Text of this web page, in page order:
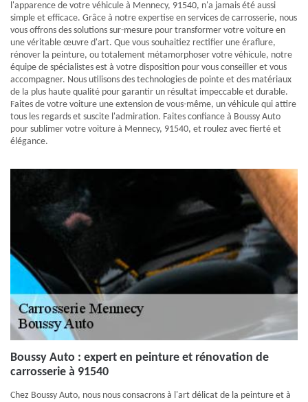
l'apparence de votre véhicule à Mennecy, 91540, n'a jamais été aussi
simple et efficace. Grâce à notre expertise en services de carrosserie, nous
vous offrons des solutions sur-mesure pour transformer votre voiture en
une véritable œuvre d'art. Que vous souhaitiez rectifier une éraflure,
rénover la peinture, ou totalement métamorphoser votre véhicule, notre
équipe de spécialistes est à votre disposition pour vous conseiller et vous
accompagner. Nous utilisons des technologies de pointe et des matériaux
de la plus haute qualité pour garantir un résultat impeccable et durable.
Faites de votre voiture une extension de vous-même, un véhicule qui attire
tous les regards et suscite l'admiration. Faites confiance à Boussy Auto
pour sublimer votre voiture à Mennecy, 91540, et roulez avec fierté et
élégance.
Boussy Auto : expert en peinture et rénovation de
carrosserie à 91540
Chez Boussy Auto, nous nous consacrons à l'art délicat de la peinture et à